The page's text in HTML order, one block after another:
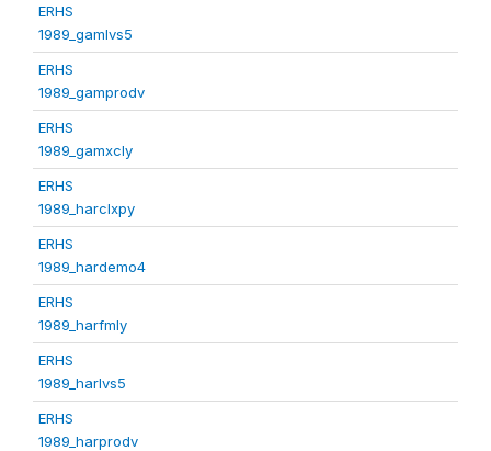
ERHS
1989_gamlvs5
ERHS
1989_gamprodv
ERHS
1989_gamxcly
ERHS
1989_harclxpy
ERHS
1989_hardemo4
ERHS
1989_harfmly
ERHS
1989_harlvs5
ERHS
1989_harprodv